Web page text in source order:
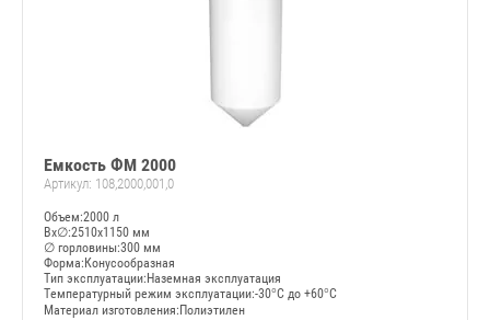
Емкость ФМ 2000
Артикул: 108,2000,001,0
Объем:2000 л
Вx∅:2510x1150 мм
∅ горловины:300 мм
Форма:Конусообразная
Тип эксплуатации:Наземная эксплуатация
Температурный режим эксплуатации:-30°C до +60°C
Материал изготовления:Полиэтилен